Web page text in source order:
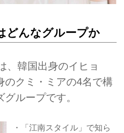
どんなグループか
、韓国出身のイヒョ
のクミ・ミアの4名で構
ループです。
・「江南スタイル」で知ら